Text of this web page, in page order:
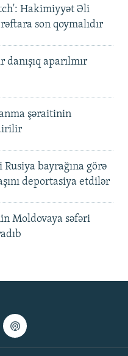
Hakimiyyət Əli
son qoymalıdır
aparılmır
şəraitinin
bayrağına görə
deportasiya etdilər
Moldovaya səfəri